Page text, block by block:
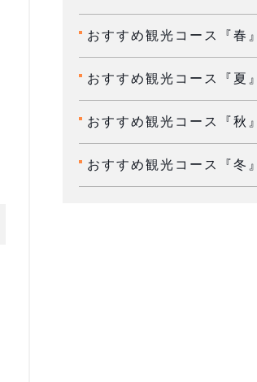
おすすめ観光コース『春』
おすすめ観光コース『夏』
おすすめ観光コース『秋』
おすすめ観光コース『冬』